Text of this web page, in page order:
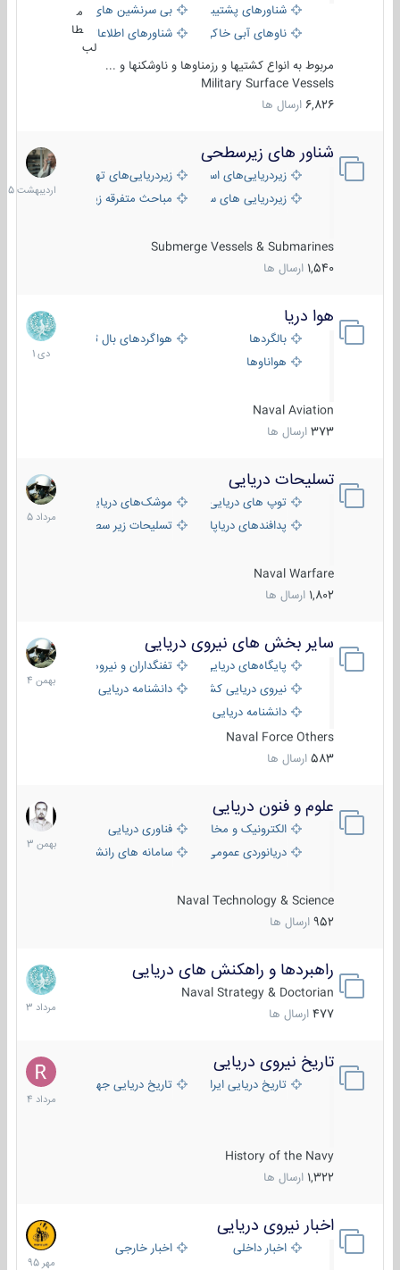
شناورهای پشتیبانی
بی سرنشین های دریایی
ناوهای آبی خاکی و نیروبرشناورهای اطلاعاتی و جاسوسی
طا
لب
مربوط به انواع کشتیها و رزمناوها و ناوشکنها و ...
Military Surface Vessels
6,826 ارسال ها
شناور های زیرسطحی
زیردریایی‌های استراتژیکزیردریایی‌های تهاجمی
زیردریایی های سبک
مباحث متفرقه زیرسطحی
Submerge Vessels & Submarines
1,540 ارسال ها
31
1405
هوا دریا
بالگردها
هواگردهای بال ثابت
هواناوها
Naval Aviation
373 ارسال ها
12
دی
1401
تسلیحات دریایی
توپ های دریایی
موشک‌های دریایی
پدافندهای دریاپایه
تسلیحات زیر سطحی
Naval Warfare
1,802 ارسال ها
2
مرداد
1405
سایر بخش های نیروی دریایی
پایگاه‌های دریایی
تفنگداران و نیروهای ویژه‌ی دریایی
نیروی دریایی کشورهای مختلفدانشنامه دریایی
دانشنامه دریایی کپی
Naval Force Others
583 ارسال ها
22
بهمن
1404
علوم و فنون دریایی
الکترونیک و مخابرات دریاییفناوری دریایی
دریانوردی عمومی
سامانه های رانشی دریایی
Naval Technology & Science
952 ارسال ها
6
بهمن
1403
راهبردها و راهکنش های دریایی
Naval Strategy & Doctorian
477 ارسال ها
2
مرداد
1403
تاریخ نیروی دریایی
تاریخ دریایی ایران تاریخ دریایی جهان
History of the Navy
1,322 ارسال ها
16
مرداد
1404
اخبار نیروی دریایی
اخبار داخلی اخبار خارجی
27
مهر
1395